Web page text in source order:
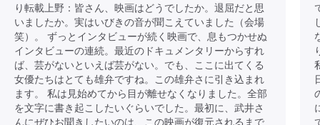
り転載上野：皆さん、映画はどうでしたか。退屈だと思
いましたか。実はいびきの音が聞こえていました（会場
笑）。 ずっとインタビューが続く映画で、息もつかせぬ
インタビューの連続。最近のドキュメンタリーからすれ
ば、芸がないといえば芸がない。でも、ここに出てくる
女優たちはとても雄弁ですね。この雄弁さに引き込まれ
ます。 私は見始めてから目が離せなくなりました。全部
を文字に書き起こしたいぐらいでした。最初に、武井さ
んにぜひお聞きしたいのは、この映画が復元されるまで